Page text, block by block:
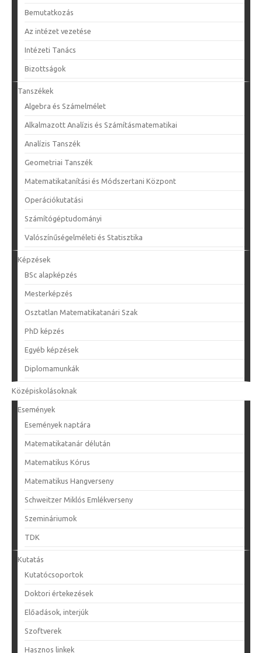
Bemutatkozás
Az intézet vezetése
Intézeti Tanács
Bizottságok
Tanszékek
Algebra és Számelmélet
Alkalmazott Analízis és Számításmatematikai
Analízis Tanszék
Geometriai Tanszék
Matematikatanítási és Módszertani Központ
Operációkutatási
Számítógéptudományi
Valószínűségelméleti és Statisztika
Képzések
BSc alapképzés
Mesterképzés
Osztatlan Matematikatanári Szak
PhD képzés
Egyéb képzések
Diplomamunkák
Középiskolásoknak
Események
Események naptára
Matematikatanár délután
Matematikus Kórus
Matematikus Hangverseny
Schweitzer Miklós Emlékverseny
Szemináriumok
TDK
Kutatás
Kutatócsoportok
Doktori értekezések
Előadások, interjúk
Szoftverek
Hasznos linkek